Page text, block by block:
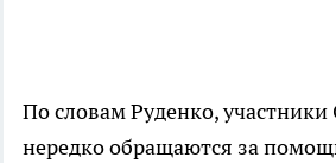
По словам Руденко,
нередко обращаются за